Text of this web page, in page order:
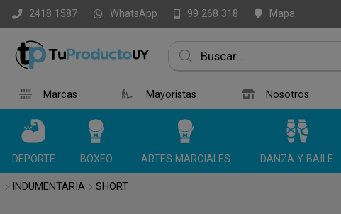
2418 1587 WhatsApp 99 268 318 Mapa
Marcas Mayoristas Nosotros
DEPORTE BOXEO ARTES MARCIALES DANZA Y BAILE
INDUMENTARIA SHORT